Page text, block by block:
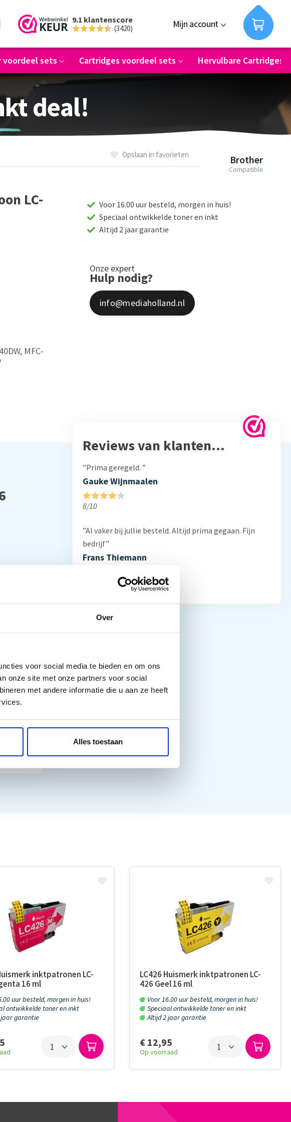
Over
voor social media te bieden en om ons
onze site met onze partners voor social
met andere informatie die u aan ze heeft
Alles toestaan
9.1 klantenscore
(3420) Mijn account
voordeel sets Cartridges voordeel sets Hervulbare Cartridges
deal!
LC-
MFC-
Opslaan in favorieten Brother
Compatible
Voor 16.00 uur besteld, morgen in huis!
Speciaal ontwikkelde toner en inkt
Altijd 2 jaar garantie
Onze expert
Hulp nodig?
info@mediaholland.nl
Reviews van klanten…
”Prima geregeld. ”
Gauke Wijnmaalen
8/10
”Al vaker bij jullie besteld. Altijd prima gegaan. Fijn
bedrijf”
Frans Thiemann
inktpatronen LC-
16 ml
uur besteld, morgen in huis!
ontwikkelde toner en inkt
jaar garantie
LC426 Huismerk inktpatronen LC-
426 Geel 16 ml
Voor 16.00 uur besteld, morgen in huis!
Speciaal ontwikkelde toner en inkt
Altijd 2 jaar garantie
€ 12,95
Op voorraad